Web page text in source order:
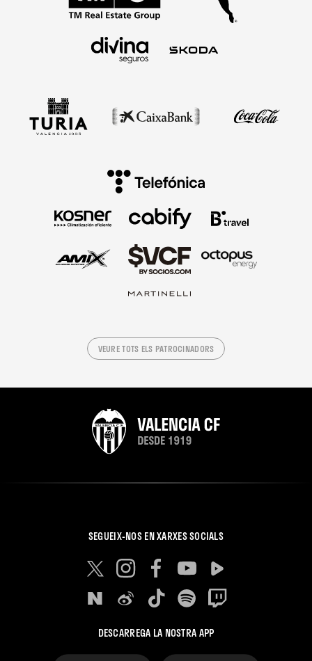
VEURE TOTS ELS PATROCINADORS
SEGUEIX-NOS EN XARXES SOCIALS
DESCARREGA LA NOSTRA APP